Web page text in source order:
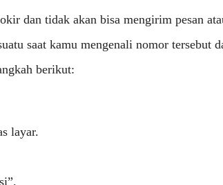
dan tidak akan bisa mengirim pesan
saat kamu mengenali nomor tersebut
berikut:
layar.